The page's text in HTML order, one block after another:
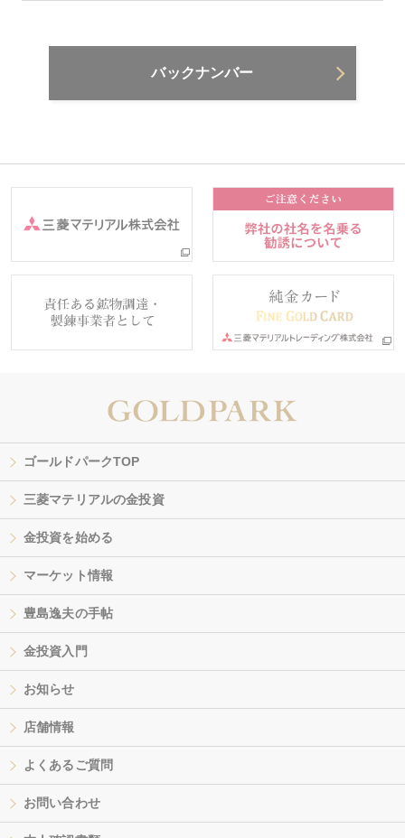
バックナンバー
ゴールドパークTOP
三菱マテリアルの金投資
金投資を始める
マーケット情報
豊島逸夫の手帖
金投資入門
お知らせ
店舗情報
よくあるご質問
お問い合わせ